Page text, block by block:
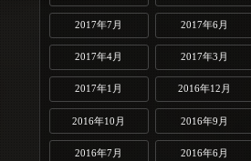
2017年7月 2017年6月
2017年4月 2017年3月
2017年1月 2016年12月
2016年10月 2016年9月
2016年7月 2016年6月